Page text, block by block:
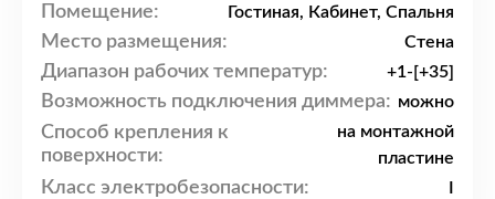
Помещение: Гостиная, Кабинет, Спальня
Место размещения: Стена
Диапазон рабочих температур: +1-[+35]
Возможность подключения диммера: можно
Способ крепления к
поверхности:
на монтажной
пластине
Класс электробезопасности: